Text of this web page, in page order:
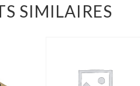
SIMILAIRES